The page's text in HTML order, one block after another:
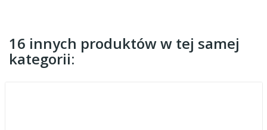
16 innych produktów w tej samej
kategorii: